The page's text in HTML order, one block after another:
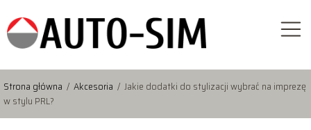
Strona główna / Akcesoria / Jakie dodatki do stylizacji wybrać na imprezę
w stylu PRL?